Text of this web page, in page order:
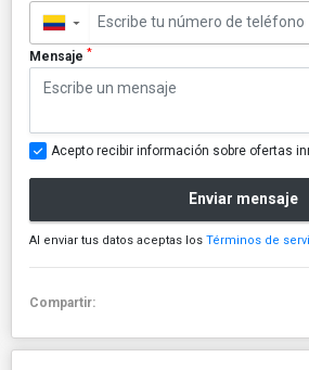
▼
Mensaje *
Acepto recibir información sobre ofertas
Enviar mensaje
Al enviar tus datos aceptas los Términos de
Compartir: